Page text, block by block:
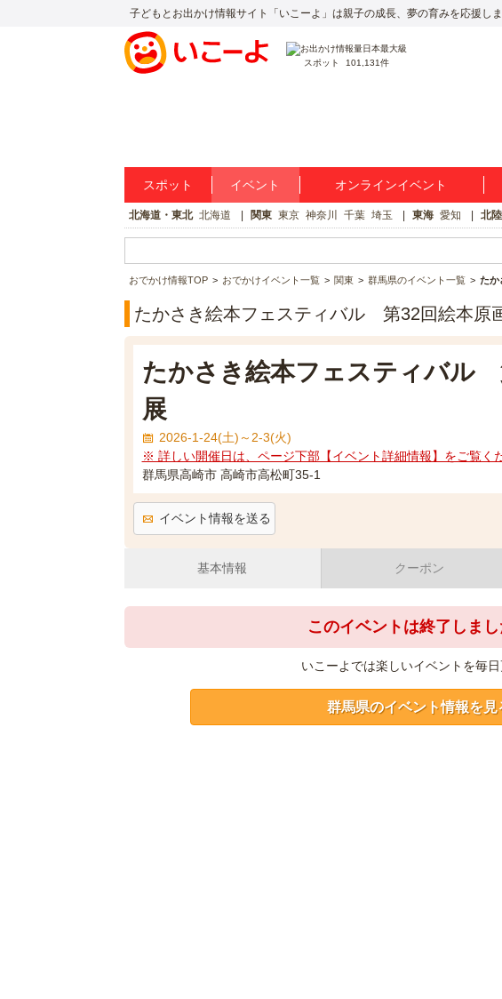
子どもとお出かけ情報サイト「いこーよ」は親子の成長、夢の育みを応援しま
スポット 101,131件
スポット イベント オンラインイベント
北海道・東北 北海道 関東 東京 神奈川 千葉 埼玉 東海 愛知 北
おでかけ情報TOP おでかけイベント一覧 関東 群馬県のイベント一覧 たか
たかさき絵本フェスティバル 第32回絵本原
たかさき絵本フェスティバル
展
2026-1-24(土)～2-3(火)
※ 詳しい開催日は、ページ下部【イベント詳細情報】をご覧く
群馬県高崎市 高崎市高松町35-1
イベント情報を送る
基本情報 クーポン
このイベントは終了しまし
いこーよでは楽しいイベントを毎日
群馬県のイベント情報を見